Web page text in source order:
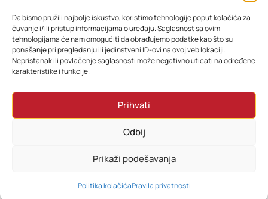
Da bismo pružili najbolje iskustvo, koristimo tehnologije poput kolačića za
čuvanje i/ili pristup informacijama o uređaju. Saglasnost sa ovim
tehnologijama će nam omogućiti da obrađujemo podatke kao što su
ponašanje pri pregledanju ili jedinstveni ID-ovi na ovoj veb lokaciji.
Nepristanak ili povlačenje saglasnosti može negativno uticati na određene
karakteristike i funkcije.
Prihvati
Odbij
Prikaži podešavanja
Politika kolačićaPravila privatnosti
PRETRAŽI KORPA MOJ RAČUN